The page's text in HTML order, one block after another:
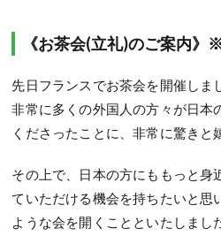
《お茶会(立礼)のご案内
先日フランスでお茶会を開催しま
非常に多くの外国人の方々が日本
くださったことに、非常に驚きと
その上で、日本の方にももっと身
ていただける機会を持ちたいと
ような会を開くことといたしまし